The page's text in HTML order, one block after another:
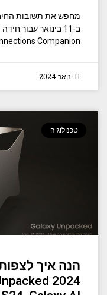
מחפש את תשובות
Companion
11 ינואר 2024
טכנולוגיה